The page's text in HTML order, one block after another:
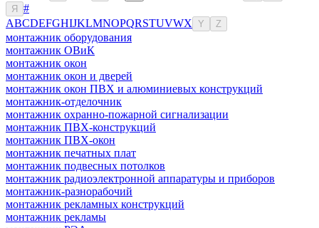
Я
#
ABCDEFGHIJKLMNOPQRSTUVWX Y Z
монтажник оборудования
монтажник ОВиК
монтажник окон
монтажник окон и дверей
монтажник окон ПВХ и алюминиевых конструкций
монтажник-отделочник
монтажник охранно-пожарной сигнализации
монтажник ПВХ-конструкций
монтажник ПВХ-окон
монтажник печатных плат
монтажник подвесных потолков
монтажник радиоэлектронной аппаратуры и приборов
монтажник-разнорабочий
монтажник рекламных конструкций
монтажник рекламы